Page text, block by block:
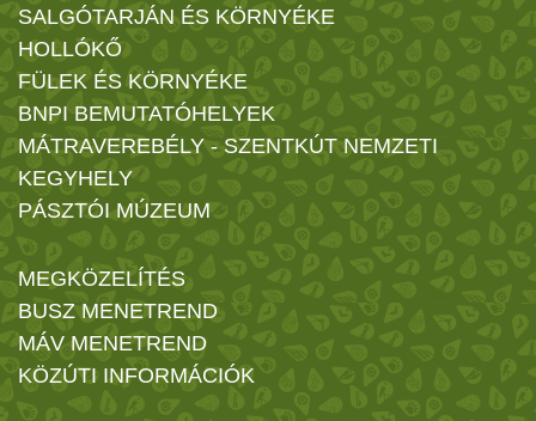
SALGÓTARJÁN ÉS KÖRNYÉKE
HOLLÓKŐ
FÜLEK ÉS KÖRNYÉKE
BNPI BEMUTATÓHELYEK
MÁTRAVEREBÉLY - SZENTKÚT NEMZETI
KEGYHELY
PÁSZTÓI MÚZEUM
MEGKÖZELÍTÉS
BUSZ MENETREND
MÁV MENETREND
KÖZÚTI INFORMÁCIÓK